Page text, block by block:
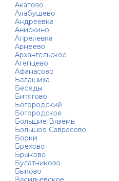
Акатово
Алабушево
Андреевка
Анискино
Апрелевка
Арнеево
Архангельское
Атепцево
Афанасово
Балашиха
Беседы
Битягово
Богородский
Богородское
Большие Вязёмы
Большое Саврасово
Борки
Брехово
Брыково
Булатниково
Быково